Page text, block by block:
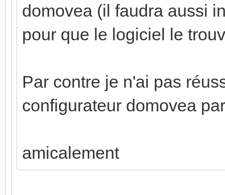
domovea (il faudra aussi
pour que le logiciel le
Par contre je n'ai pas
configurateur domovea
amicalement